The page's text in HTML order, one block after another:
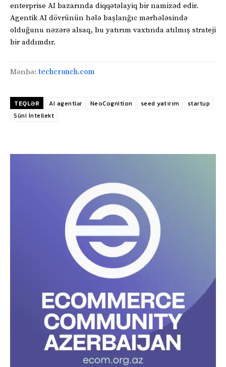
enterprise AI bazarında diqqətəlayiq bir namizəd edir.
Agentik AI dövrünün hələ başlanğıc mərhələsində
olduğunu nəzərə alsaq, bu yatırım vaxtında atılmış strateji
bir addımdır.
Mənbə: techcrunch.com
TEQLƏR AI agentlər NeoCognition seed yatırım
startup
Süni İntellekt